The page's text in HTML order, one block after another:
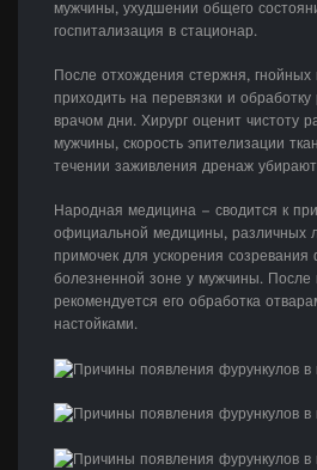
мужчины, ухудшении общего
госпитализация в стационар.
После отхождения стержня,
приходить на перевязки и
врачом дни. Хирург оценит чистоту
мужчины, скорость эпителизации
течении заживления дренаж
Народная медицина – сводится к
официальной медицины, различных
примочек для ускорения созревания
болезненной зоне у мужчины. После
рекомендуется его обработка
настойками.